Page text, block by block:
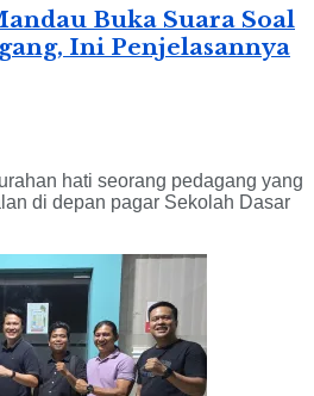
Buka Suara Soal
Ini Penjelasannya
hati seorang pedagang yang
di depan pagar Sekolah Dasar